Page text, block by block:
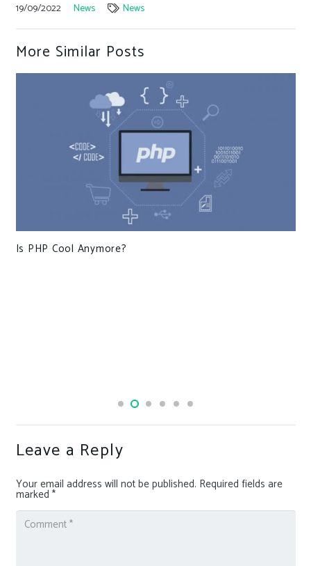
19/09/2022 News News
More Similar Posts
Is PHP Cool Anymore?
Leave a Reply
Your email address will not be published. Required fields are
marked *